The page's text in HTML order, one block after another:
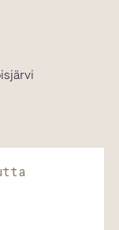
oma
alla – elämys,